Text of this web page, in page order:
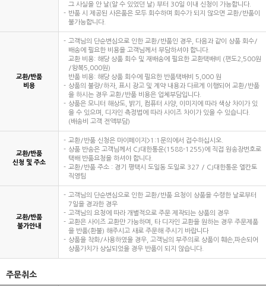
그 사실을 안 날(알 수 있었던 날) 부터 30일 이내 신청이 가능합니다.
반품 시 제공된 사은품은 모두 회수하며 회수가 되지 않으면 교환/반품이
불가능합니다.
교환/반품
비용
고객님의 단순변심으로 인한 교환/반품인 경우, 다음과 같이 상품 회수/
배송에 필요한 비용을 고객님께서 부담하셔야 합니다.
교환 비용: 해당 상품 회수 및 재배송에 필요한 교환택배비 (편도2,500원
/왕복5,000원)
반품 비용: 해당 상품 회수에 필요한 반품택배비 5,000 원
상품의 불량/하자, 표시 광고 및 계약 내용과 다르게 이행되어 교환/반품
을 하시는 경우 교환/반품 비용은 업체부담입니다.
상품은 모니터 해상도, 밝기, 컴퓨터 사양, 이미지에 따라 색상 차이가 있
을 수 있으며, 디자인 측정법에 따라 사이즈 차이가 있을 수 있습니다.
(배송비 고객 전액부담)
교환/반품
신청 및 주소
교환/반품 신청은 마이페이지>1:1문의에서 접수하십시오.
상품 반송은 고객님께서 CJ대한통운(1588-1255)에 직접 원송장번호로
택배 반품요청을 하셔야 합니다.
교환/반품 주소 : 경기 평택시 도일동 도일로 327 / CJ대한통운 엘칸토
직영팀
교환/반품
불가안내
고객님의 단순변심으로 인한 교환/반품 요청이 상품을 수령한 날로부터
7일을 경과한 경우
고객님의 요청에 따라 개별적으로 주문 제작되는 상품의 경우
교환은 사이즈 교환만 가능하며, 타 디자인 교환을 원하는 경우 주문제품
을 반품(환불) 해주시고 새로 주문해 주시기 바랍니다
상품을 착화/사용하였을 경우, 고객님의 부주의로 상품이 훼손,파손되어
상품가치가 상실되었을 경우 반품이 되지 않습니다.
주문취소